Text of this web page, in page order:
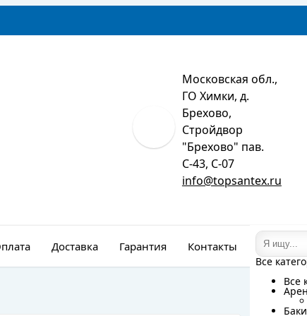
Московская обл.,
ГО Химки, д.
Брехово,
Стройдвор
"Брехово" пав.
С-43, С-07
info@topsantex.ru
Все
Все
Все
Все
Доставка Гарантия Контакты Монтаж